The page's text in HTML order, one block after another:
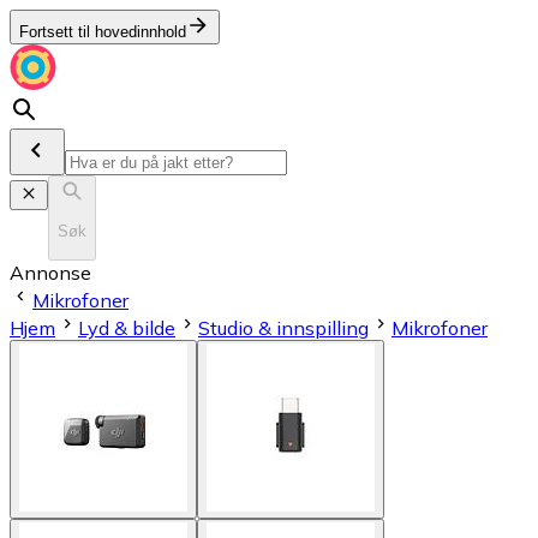
Fortsett til hovedinnhold
Søk
Annonse
Mikrofoner
Hjem
Lyd & bilde Studio & innspilling Mikrofoner